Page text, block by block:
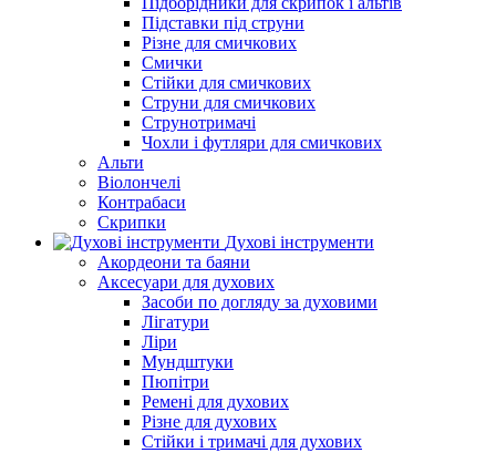
Підставки під струни
Різне для смичкових
Смички
Стійки для смичкових
Струни для смичкових
Струнотримачі
Чохли і футляри для смичкових
Альти
Віолончелі
Контрабаси
Скрипки
Духові інструменти
Акордеони та баяни
Аксесуари для духових
Засоби по догляду за духовими
Лігатури
Ліри
Мундштуки
Пюпітри
Ремені для духових
Різне для духових
Стійки і тримачі для духових